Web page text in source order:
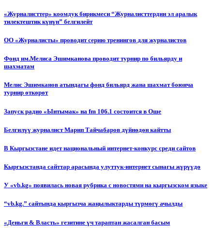
«Журналисттер» коомдук бирикмеси “Журналисттердин эл аралык
тилектештик күнүн” белгилейт
ОО «Журналисты» проводит серию тренингов для журналистов
Фонд им.Мелиса Эшимканова проводит турнир по бильярду и
шахматам
Мелис Эшимканов атындагы фонд бильярд жана шахмат боюнча
турнир өткөрөт
Запуск радио «Ынтымак» на fm 106.1 состоится в Оше
Белгилүү журналист Марип Тайчабаров дүйнөдөн кайтты
В Кыргызстане идет национальный интернет-конкурс среди сайтов
Кыргызстанда сайттар арасында улуттук-интернет сынагы жүрүүдө
У «vb.kg» появилась новая рубрика с новостями на кыргызском языке
“vb.kg.” сайтында кыргызча жаңылыктарды түрмөгү ачылды
«Деньги & Власть» гезитине үч тараптан жасалган басым